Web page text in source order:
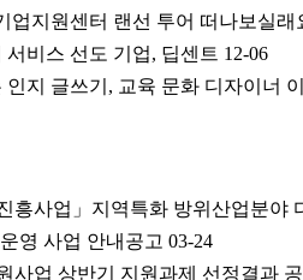
업지원센터 랜선 투어 떠나보실래
비스 선도 기업, 딥센트 12-06
인지 글쓰기, 교육 문화 디자이너
흥사업」지역특화 방위산업분야
영 사업 안내공고 03-24
사업 상반기 지원과제 선정결과